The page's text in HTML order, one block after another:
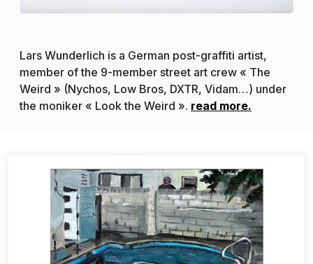
Lars Wunderlich is a German post-graffiti artist,
member of the 9-member street art crew « The
Weird » (Nychos, Low Bros, DXTR, Vidam…) under
the moniker « Look the Weird ». read more.